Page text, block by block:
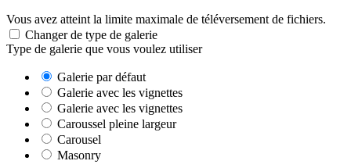
Vous avez atteint la limite maximale de téléversement de fichiers.
Changer de type de galerie
Type de galerie que vous voulez utiliser
Galerie par défaut
Galerie avec les vignettes
Galerie avec les vignettes
Caroussel pleine largeur
Carousel
Masonry